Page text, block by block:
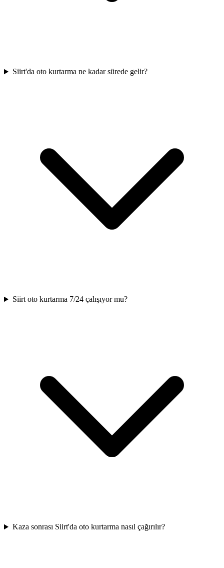
Siirt'da oto kurtarma ne kadar sürede gelir?
Siirt oto kurtarma 7/24 çalışıyor mu?
Kaza sonrası Siirt'da oto kurtarma nasıl çağırılır?